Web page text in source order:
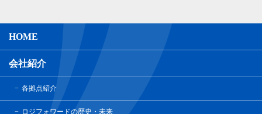
HOME
会社紹介
各拠点紹介
ロジフォワードの歴史・未来